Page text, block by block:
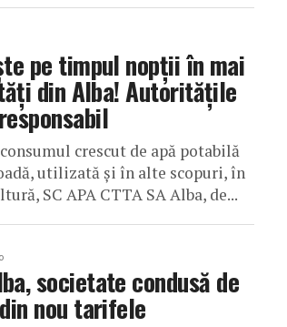
pe timpul nopții în mai
din Alba! Autoritățile
crescut de apă potabilă
utilizată și în alte scopuri, în
SC APA CTTA SA Alba, de...
societate condusă de
nou tarifele